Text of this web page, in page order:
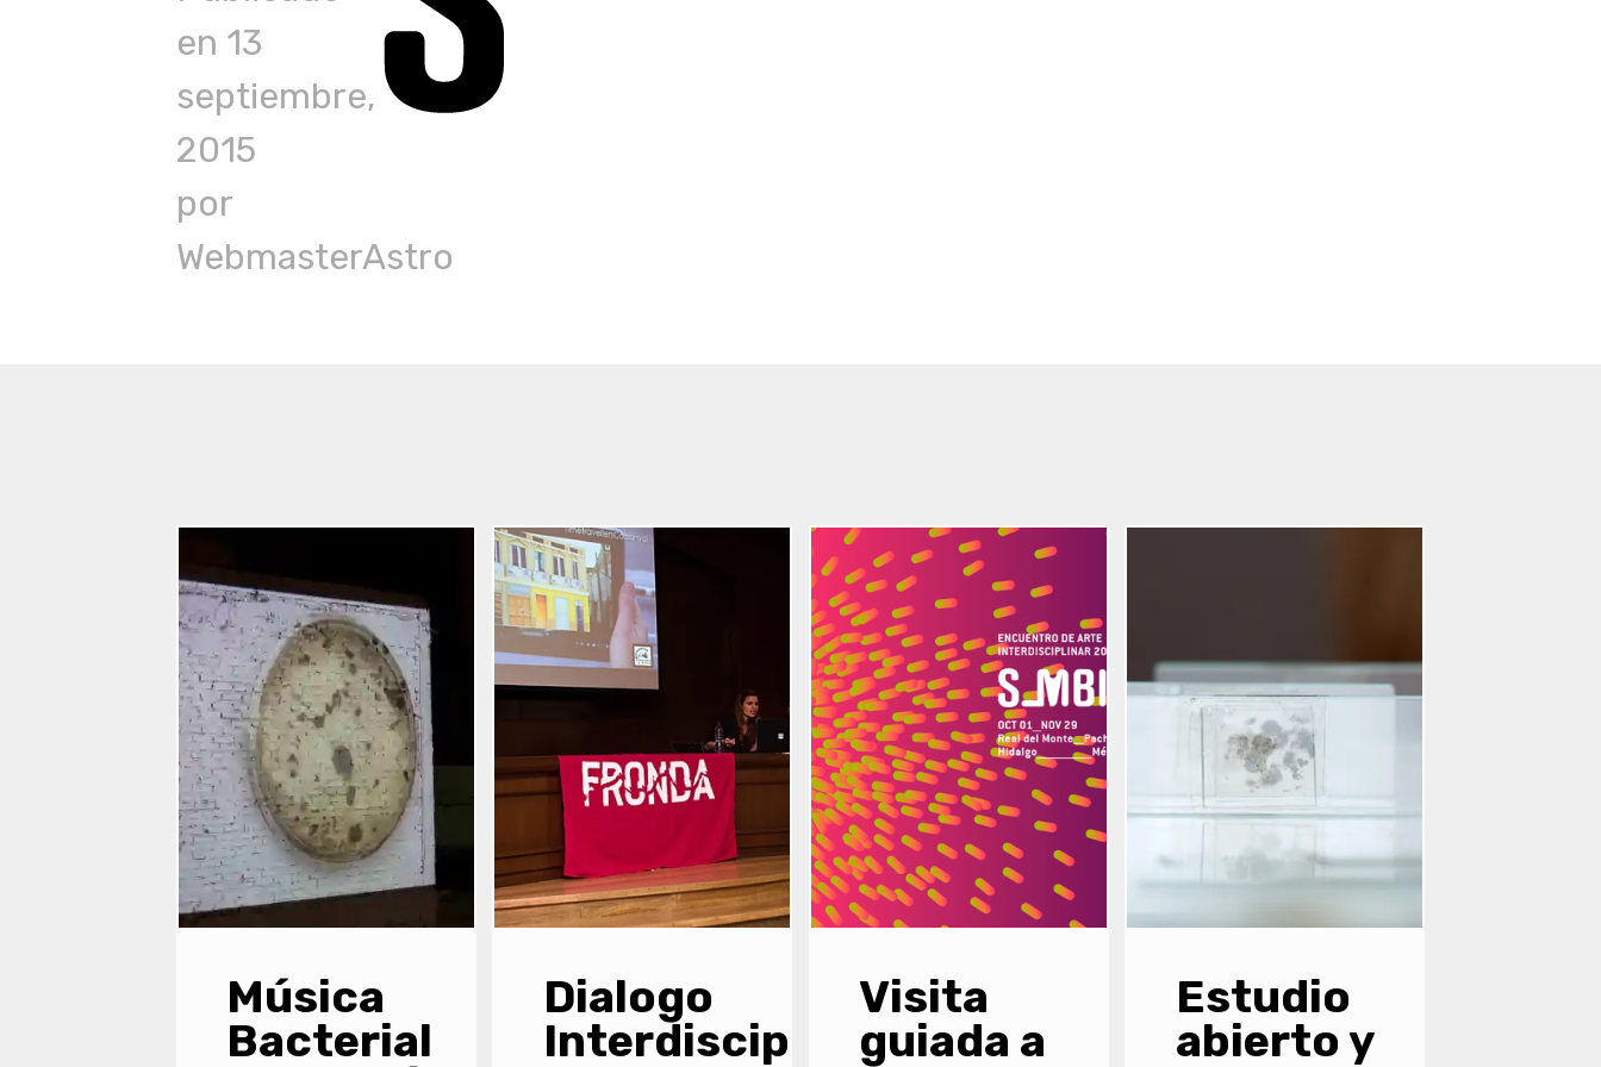
en 13
septiembre,
2015
por
WebmasterAstro
Entradas
Recientes
Música
Bacterial
Dialogo
Interdisciplinar:
Visita
guiada a
Estudio
abierto y